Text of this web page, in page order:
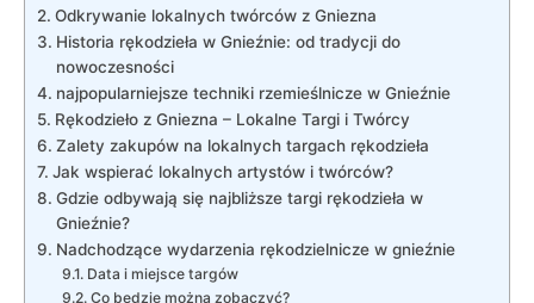
Odkrywanie⁤ lokalnych twórców z Gniezna
Historia rękodzieła w ⁤Gnieźnie: od tradycji​ do
nowoczesności
najpopularniejsze techniki rzemieślnicze w ⁤Gnieźnie
Rękodzieło z ‍Gniezna – Lokalne‍ Targi⁤ i Twórcy
Zalety zakupów​ na‌ lokalnych⁣ targach rękodzieła
Jak wspierać lokalnych artystów i twórców?
Gdzie odbywają⁢ się najbliższe targi ​rękodzieła w
Gnieźnie?
Nadchodzące wydarzenia rękodzielnicze ⁣w ⁣gnieźnie
Data i miejsce targów
Co będzie ⁢można zobaczyć?